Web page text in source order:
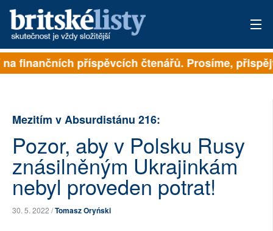
PŘIHLÁSIT
ARCHIV
ROZHOVORY
TÉMATA
NEJČTENĚJŠÍ ZA 7 DNÍ
příspěvcích čtenářů. Prosíme,
Mezitím v Absurdistánu 216:
Pozor, aby v Polsku Rusy
znásilněným Ukrajinkám
nebyl proveden potrat!
30. 5. 2022 /Tomasz Oryński